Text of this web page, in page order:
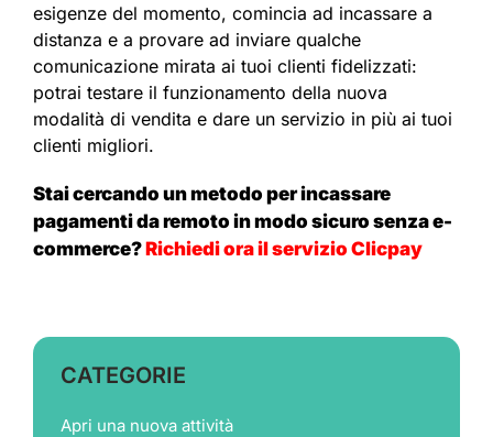
esigenze del momento, comincia ad incassare a
distanza e a provare ad inviare qualche
comunicazione mirata ai tuoi clienti fidelizzati:
potrai testare il funzionamento della nuova
modalità di vendita e dare un servizio in più ai tuoi
clienti migliori.
Stai cercando un metodo per incassare
pagamenti da remoto in modo sicuro senza e-
commerce?Richiedi ora il servizio Clicpay
CATEGORIE
Apri una nuova attività